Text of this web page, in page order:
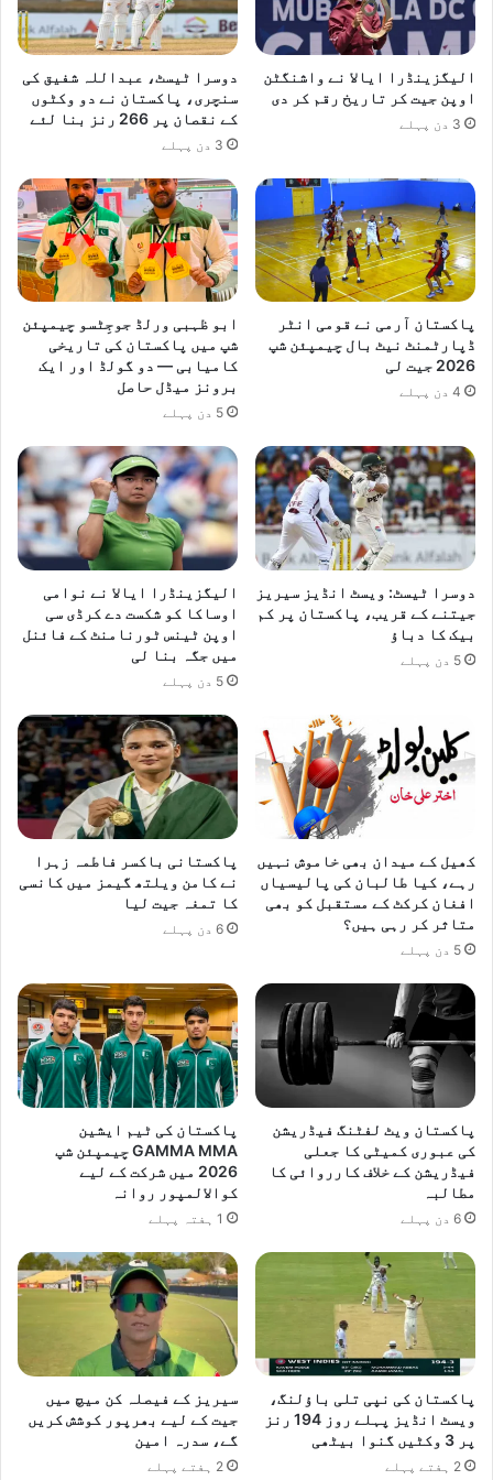
ن
پ
ر
ب
ا
ی
ت
الیگزینڈرا ایالا نے واشنگٹن
اوپن جیت کر تاریخ رقم کر دی
3 دن پہلے
دوسرا ٹیسٹ، عبداللہ شفیق کی
سنچری، پاکستان نے دو وکٹوں
کے نقصان پر 266 رنز بنا لئے
3 دن پہلے
پاکستان آرمی نے قومی انٹر
ڈپارٹمنٹ نیٹ بال چیمپئن شپ
2026 جیت لی
4 دن پہلے
ابو ظہبی ورلڈ جوجِٹسو چیمپئن
شپ میں پاکستان کی تاریخی
کامیابی — دو گولڈ اور ایک
برونز میڈل حاصل
5 دن پہلے
دوسرا ٹیسٹ: ویسٹ انڈیز سیریز
جیتنے کے قریب، پاکستان پر کم
بیک کا دباؤ
5 دن پہلے
الیگزینڈرا ایالا نے نوامی
اوساکا کو شکست دے کرڈی سی
اوپن ٹینس ٹورنامنٹ کے فائنل
میں جگہ بنا لی
5 دن پہلے
کھیل کے میدان بھی خاموش نہیں
رہے، کیا طالبان کی پالیسیاں
افغان کرکٹ کے مستقبل کو بھی
متاثر کر رہی ہیں؟
5 دن پہلے
پاکستانی باکسر فاطمہ زہرا
نے کامن ویلتھ گیمز میں کانسی
کا تمغہ جیت لیا
6 دن پہلے
پاکستان ویٹ لفٹنگ فیڈریشن
کی عبوری کمیٹی کا جعلی
فیڈریشن کے خلاف کارروائی کا
مطالبہ
6 دن پہلے
پاکستان کی ٹیم ایشین
GAMMA MMA چیمپئن شپ
2026 میں شرکت کے لیے
کوالالمپور روانہ
1 ہفتہ پہلے
پاکستان کی نپی تلی باؤلنگ،
ویسٹ انڈیز پہلے روز 194 رنز
پر 3 وکٹیں گنوا بیٹھی
2 ہفتے پہلے
سیریز کے فیصلہ کن میچ میں
جیت کے لیے بھرپور کوشش کریں
گے، سدرہ امین
2 ہفتے پہلے